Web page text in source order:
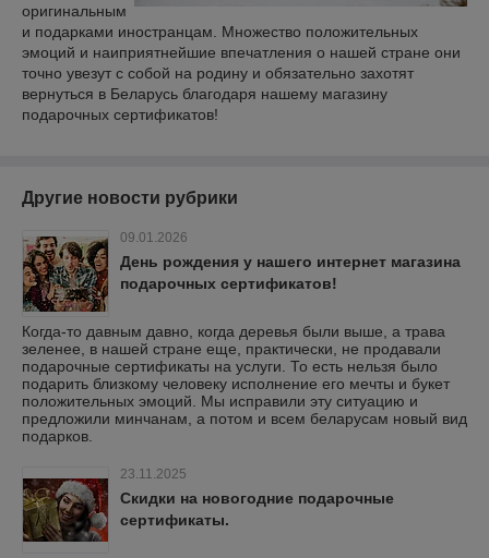
оригинальным
и подарками иностранцам. Множество положительных
эмоций и наиприятнейшие впечатления о нашей стране они
точно увезут с собой на родину и обязательно захотят
вернуться в Беларусь благодаря нашему магазину
подарочных сертификатов!
Другие новости рубрики
09.01.2026
День рождения у нашего интернет магазина
подарочных сертификатов!
Когда-то давным давно, когда деревья были выше, а трава
зеленее, в нашей стране еще, практически, не продавали
подарочные сертификаты на услуги. То есть нельзя было
подарить близкому человеку исполнение его мечты и букет
положительных эмоций. Мы исправили эту ситуацию и
предложили минчанам, а потом и всем беларусам новый вид
подарков.
23.11.2025
Скидки на новогодние подарочные
сертификаты.